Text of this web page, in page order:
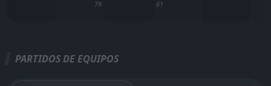
79
61
PARTIDOS DE EQUIPOS